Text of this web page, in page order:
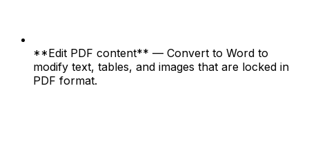
**Edit PDF content** — Convert to Word to
modify text, tables, and images that are locked in
PDF format.